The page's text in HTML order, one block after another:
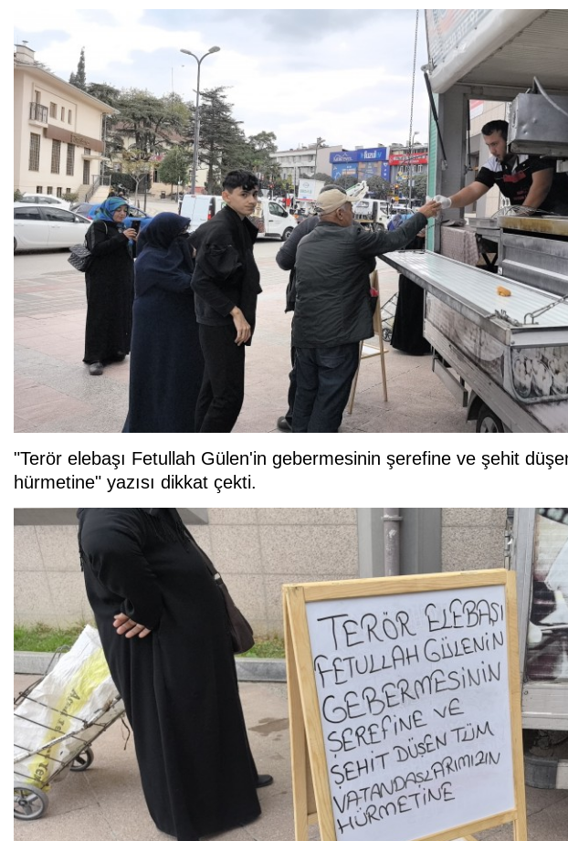
"Terör elebaşı Fetullah Gülen'in gebermesinin şerefine ve şehit
hürmetine" yazısı dikkat çekti.